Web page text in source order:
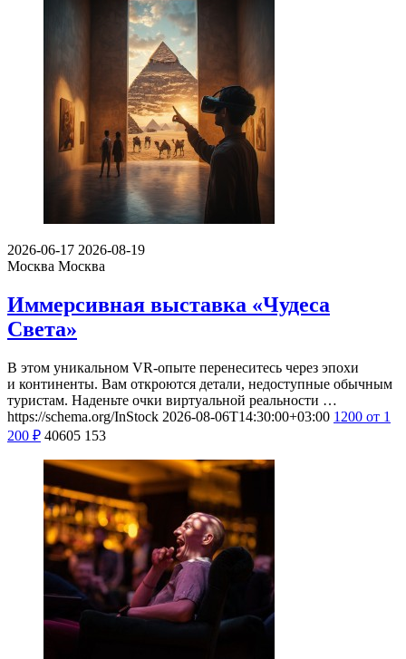
2026-06-17 2026-08-19
Москва Москва
Иммерсивная выставка «Чудеса
Света»
В этом уникальном VR-опыте перенеситесь через эпохи
и континенты. Вам откроются детали, недоступные обычным
туристам. Наденьте очки виртуальной реальности …
https://schema.org/InStock 2026-08-06T14:30:00+03:00 1200 от 1
200 ₽ 40605 153